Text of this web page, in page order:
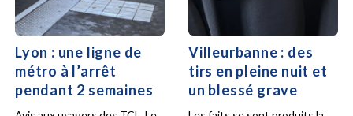
Lyon : une ligne de
métro à l’arrêt
pendant 2 semaines
Villeurbanne : des
tirs en pleine nuit et
un blessé grave